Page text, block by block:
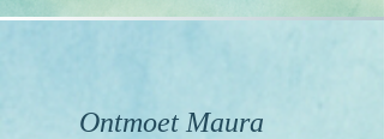
Ontmoet Maura